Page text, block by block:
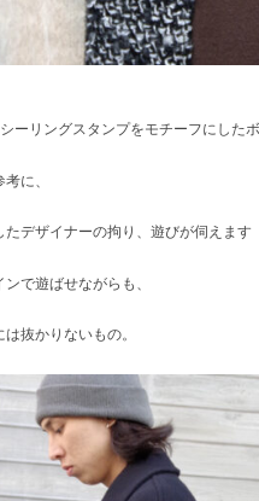
ーリングスタンプをモチーフにした
に、
たデザイナーの拘り、遊びが伺えます
で遊ばせながらも、
抜かりないもの。